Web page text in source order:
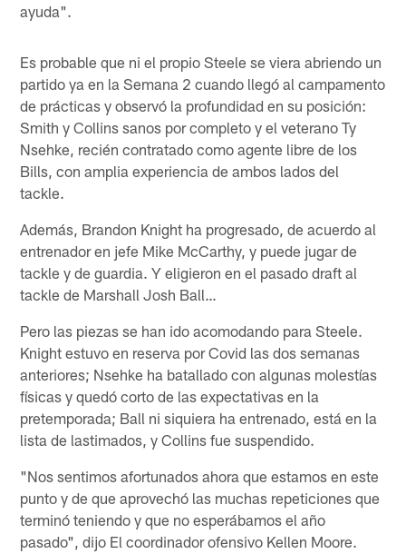
ayuda".
Es probable que ni el propio Steele se viera abriendo un
partido ya en la Semana 2 cuando llegó al campamento
de prácticas y observó la profundidad en su posición:
Smith y Collins sanos por completo y el veterano Ty
Nsehke, recién contratado como agente libre de los
Bills, con amplia experiencia de ambos lados del
tackle.
Además, Brandon Knight ha progresado, de acuerdo al
entrenador en jefe Mike McCarthy, y puede jugar de
tackle y de guardia. Y eligieron en el pasado draft al
tackle de Marshall Josh Ball…
Pero las piezas se han ido acomodando para Steele.
Knight estuvo en reserva por Covid las dos semanas
anteriores; Nsehke ha batallado con algunas molestías
físicas y quedó corto de las expectativas en la
pretemporada; Ball ni siquiera ha entrenado, está en la
lista de lastimados, y Collins fue suspendido.
"Nos sentimos afortunados ahora que estamos en este
punto y de que aprovechó las muchas repeticiones que
terminó teniendo y que no esperábamos el año
pasado", dijo El coordinador ofensivo Kellen Moore.